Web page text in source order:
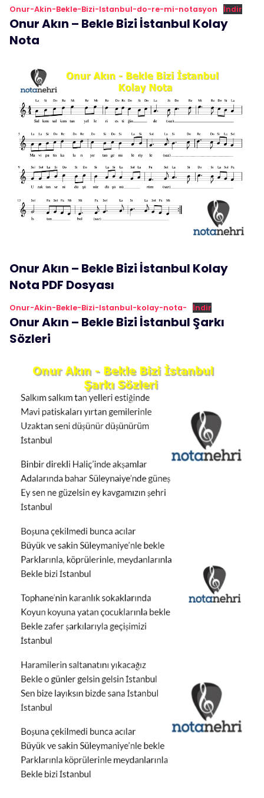
Onur-Akin-Bekle-Bizi-Istanbul-do-re-mi-notasyon İndir
Onur Akın – Bekle Bizi İstanbul Kolay
Nota
Onur Akın – Bekle Bizi İstanbul Kolay
Nota PDF Dosyası
Onur-Akin-Bekle-Bizi-Istanbul-kolay-nota- İndir
Onur Akın – Bekle Bizi İstanbul Şarkı
Sözleri